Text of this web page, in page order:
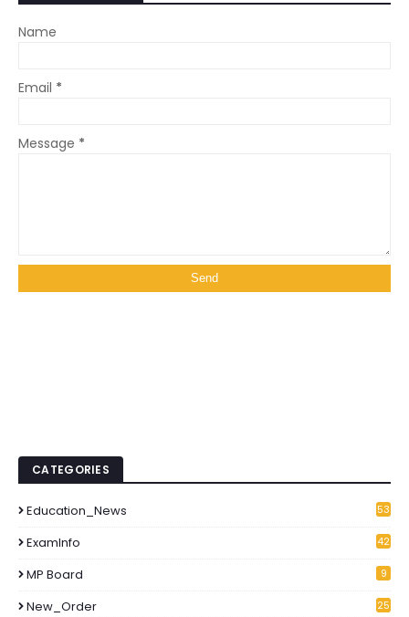
Name
Email *
Message *
CATEGORIES
Education_News
53
ExamInfo
42
MP Board 9
New_Order
25